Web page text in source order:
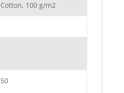
Cotton, 100 g/m2
50